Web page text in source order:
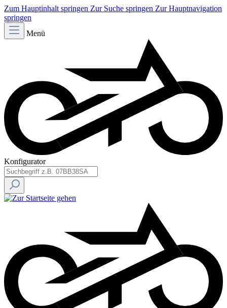
Zum Hauptinhalt springen Zur Suche springen Zur Hauptnavigation
springen
Menü
Konfigurator